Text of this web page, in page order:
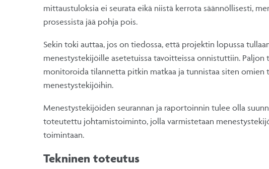
mittaustuloksia ei seurata eikä niistä kerrota säännöllisesti,
prosessista jää pohja pois.
Sekin toki auttaa, jos on tiedossa, että projektin lopussa
menestystekijöille asetetuissa tavoitteissa onnistuttiin. Paljon
monitoroida tilannetta pitkin matkaa ja tunnistaa siten omien
menestystekijöihin.
Menestystekijöiden seurannan ja raportoinnin tulee olla
toteutettu johtamistoiminto, jolla varmistetaan
toimintaan.
Tekninen toteutus